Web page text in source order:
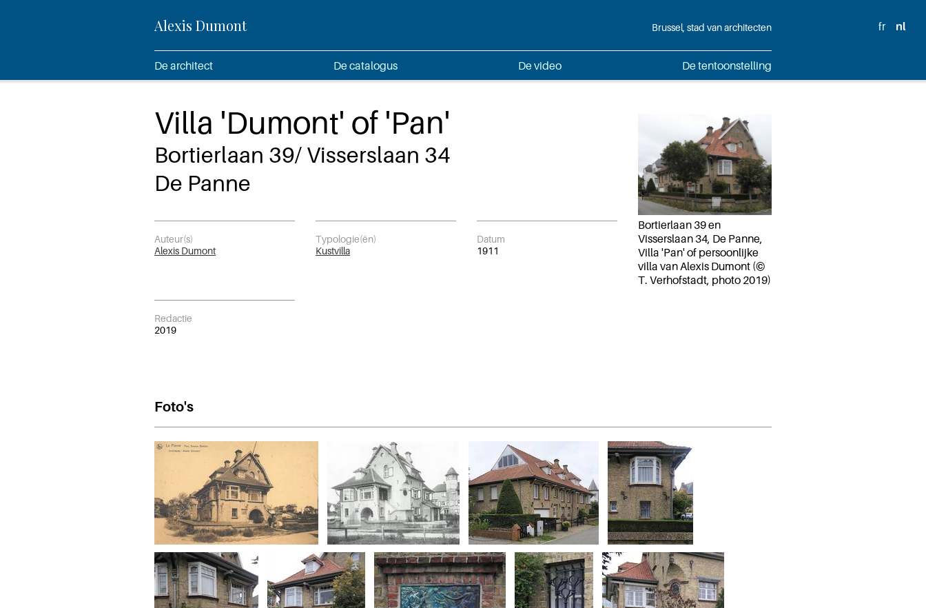
Alexis Dumont Brussel, stad van architecten
De architect De catalogus De video De tentoonstelling
fr nl
Villa 'Dumont' of 'Pan'
Bortierlaan 39/ Visserslaan 34
De Panne
Auteur(s)
Alexis Dumont
Typologie(ën)
Kustvilla
Datum
1911
Redactie
2019
Bortierlaan 39 en
Visserslaan 34, De Panne,
Villa 'Pan' of persoonlijke
villa van Alexis Dumont (©
T. Verhofstadt, photo 2019)
Foto's